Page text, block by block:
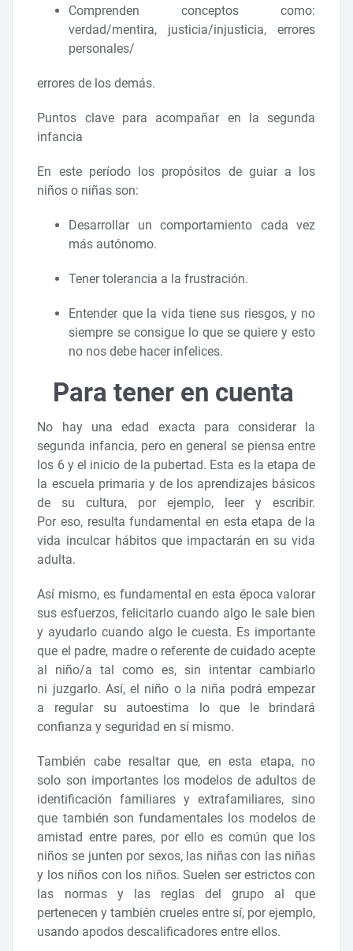
Comprenden conceptos como:
verdad/mentira, justicia/injusticia, errores
personales/
errores de los demás.
Puntos clave para acompañar en la segunda
infancia
En este período los propósitos de guiar a los
niños o niñas son:
Desarrollar un comportamiento cada vez
más autónomo.
Tener tolerancia a la frustración.
Entender que la vida tiene sus riesgos, y no
siempre se consigue lo que se quiere y esto
no nos debe hacer infelices.
Para tener en cuenta
No hay una edad exacta para considerar la
segunda infancia, pero en general se piensa entre
los 6 y el inicio de la pubertad. Esta es la etapa de
la escuela primaria y de los aprendizajes básicos
de su cultura, por ejemplo, leer y escribir.
Por eso, resulta fundamental en esta etapa de la
vida inculcar hábitos que impactarán en su vida
adulta.
Así mismo, es fundamental en esta época valorar
sus esfuerzos, felicitarlo cuando algo le sale bien
y ayudarlo cuando algo le cuesta. Es importante
que el padre, madre o referente de cuidado acepte
al niño/a tal como es, sin intentar cambiarlo
ni juzgarlo. Así, el niño o la niña podrá empezar
a regular su autoestima lo que le brindará
confianza y seguridad en sí mismo.
También cabe resaltar que, en esta etapa, no
solo son importantes los modelos de adultos de
identificación familiares y extrafamiliares, sino
que también son fundamentales los modelos de
amistad entre pares, por ello es común que los
niños se junten por sexos, las niñas con las niñas
y los niños con los niños. Suelen ser estrictos con
las normas y las reglas del grupo al que
pertenecen y también crueles entre sí, por ejemplo,
usando apodos descalificadores entre ellos.